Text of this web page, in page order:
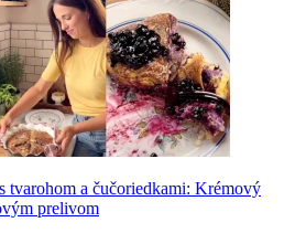
tvarohom a čučoriedkami: Krémový
prelivom